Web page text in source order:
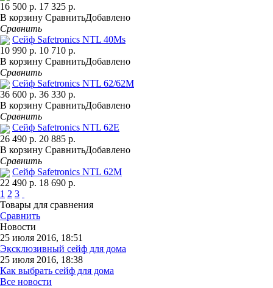
16 500 р. 17 325 р.
В корзину СравнитьДобавлено
Сравнить
Сейф Safetronics NTL 40Ms
10 990 р. 10 710 р.
В корзину СравнитьДобавлено
Сравнить
Сейф Safetronics NTL 62/62M
36 600 р. 36 330 р.
В корзину СравнитьДобавлено
Сравнить
Сейф Safetronics NTL 62E
26 490 р. 20 885 р.
В корзину СравнитьДобавлено
Сравнить
Сейф Safetronics NTL 62M
22 490 р. 18 690 р.
1 2 3
Товары для сравнения
Сравнить
Новости
25 июля 2016, 18:51
Эксклюзивный сейф для дома
25 июля 2016, 18:38
Как выбрать сейф для дома
Все новости